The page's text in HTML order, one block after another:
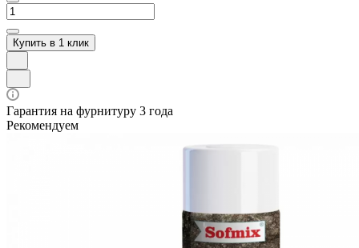
Купить в 1 клик
Гарантия на фурнитуру 3 года
Рекомендуем